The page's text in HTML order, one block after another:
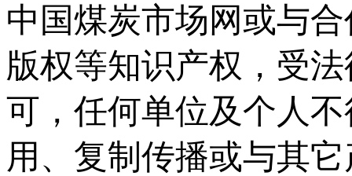
中国煤炭市场网或与
版权等知识产权，受
可，任何单位及个人
用、复制传播或与其